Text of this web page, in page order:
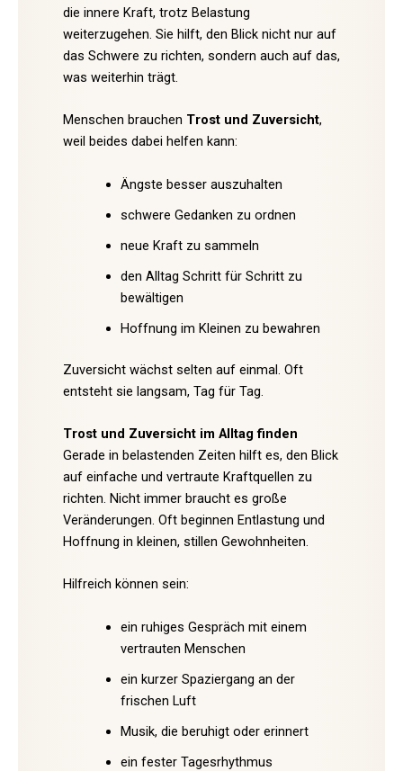
die innere Kraft, trotz Belastung
weiterzugehen. Sie hilft, den Blick nicht nur auf
das Schwere zu richten, sondern auch auf das,
was weiterhin trägt.
Menschen brauchen Trost und Zuversicht,
weil beides dabei helfen kann:
Ängste besser auszuhalten
schwere Gedanken zu ordnen
neue Kraft zu sammeln
den Alltag Schritt für Schritt zu
bewältigen
Hoffnung im Kleinen zu bewahren
Zuversicht wächst selten auf einmal. Oft
entsteht sie langsam, Tag für Tag.
Trost und Zuversicht im Alltag finden
Gerade in belastenden Zeiten hilft es, den Blick
auf einfache und vertraute Kraftquellen zu
richten. Nicht immer braucht es große
Veränderungen. Oft beginnen Entlastung und
Hoffnung in kleinen, stillen Gewohnheiten.
Hilfreich können sein:
ein ruhiges Gespräch mit einem
vertrauten Menschen
ein kurzer Spaziergang an der
frischen Luft
Musik, die beruhigt oder erinnert
ein fester Tagesrhythmus